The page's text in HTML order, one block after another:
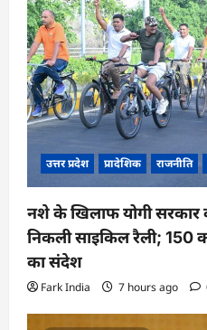
o
n
उत्तर प्रदेश प्रादेशिक राजनीति
नशे के खिलाफ योगी
निकली साइकिल रैली; 150
का संदेश
Fark India 7 hours ago